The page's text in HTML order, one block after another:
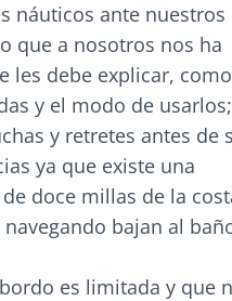
náuticos ante nuestros
que a nosotros nos ha
les debe explicar,
y el modo de
y retretes antes de
ya que existe una
doce millas de la
bajan al
es limitada y que